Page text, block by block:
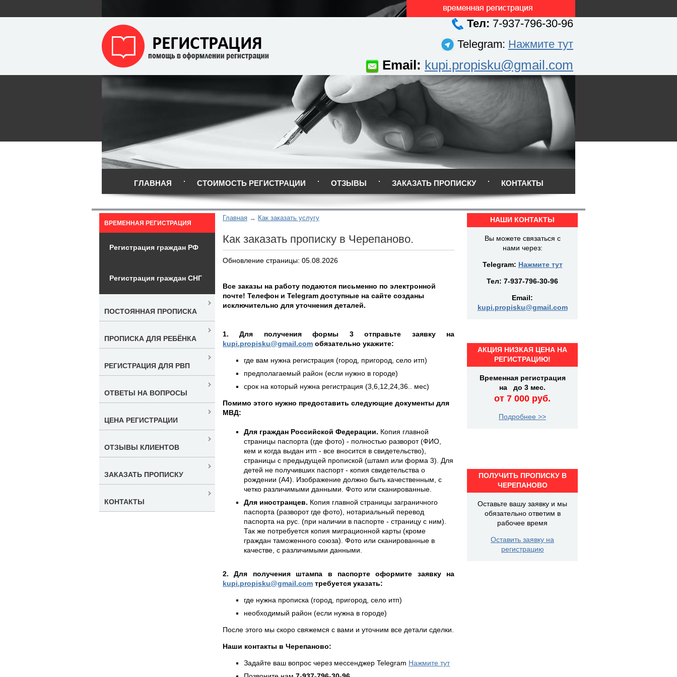
Тел: 7-937-796-30-96
Telegram: Нажмите тут
Email: kupi.propisku@gmail.com
ГЛАВНАЯ СТОИМОСТЬ РЕГИСТРАЦИИ ОТЗЫВЫ ЗАКАЗАТЬ ПРОПИСКУ КОНТАКТЫ
Главная Как заказать услугу
Как заказать прописку в Черепаново.
Обновление страницы: 05.08.2026
Все заказы на работу подаются письменно по электронной
почте! Телефон и Telegram доступные на сайте созданы
исключительно для уточнения деталей.
1. Для получения формы 3 отправьте заявку на
kupi.propisku@gmail.com обязательно укажите:
где вам нужна регистрация (город, пригород, село итп)
предполагаемый район (если нужно в городе)
срок на который нужна регистрация (3,6,12,24,36.. мес)
Помимо этого нужно предоставить следующие документы для
МВД:
Для граждан Российской Федерации. Копия главной
страницы паспорта (где фото) - полностью разворот (ФИО,
кем и когда выдан итп - все вносится в свидетельство),
страницы с предыдущей пропиской (штамп или форма 3). Для
детей не получивших паспорт - копия свидетельства о
рождении (А4). Изображение должно быть качественным, с
четко различимыми данными. Фото или сканированные.
Для иностранцев. Копия главной страницы заграничного
паспорта (разворот где фото), нотариальный перевод
паспорта на рус. (при наличии в паспорте - страницу с ним).
Так же потребуется копия миграционной карты (кроме
граждан таможенного союза). Фото или сканированные в
качестве, с различимыми данными.
2. Для получения штампа в паспорте оформите заявку на
kupi.propisku@gmail.com требуется указать:
где нужна прописка (город, пригород, село итп)
необходимый район (если нужна в городе)
После этого мы скоро свяжемся с вами и уточним все детали сделки.
Наши контакты в Черепаново:
Задайте ваш вопрос через мессенджер Telegram Нажмите тут
ВРЕМЕННАЯ РЕГИСТРАЦИЯ
Регистрация граждан РФ
Регистрация граждан СНГ
ПОСТОЯННАЯ ПРОПИСКА
ПРОПИСКА ДЛЯ РЕБЁНКА
РЕГИСТРАЦИЯ ДЛЯ РВП
ОТВЕТЫ НА ВОПРОСЫ
ЦЕНА РЕГИСТРАЦИИ
ОТЗЫВЫ КЛИЕНТОВ
ЗАКАЗАТЬ ПРОПИСКУ
КОНТАКТЫ
НАШИ КОНТАКТЫ
Вы можете связаться с
нами через:
Telegram: Нажмите тут
Тел: 7-937-796-30-96
Email:
kupi.propisku@gmail.com
АКЦИЯ НИЗКАЯ ЦЕНА НА
РЕГИСТРАЦИЮ!
Временная регистрация
на до 3 мес.
от 7 000 руб.
Подробнее >>
ПОЛУЧИТЬ ПРОПИСКУ В
ЧЕРЕПАНОВО
Оставьте вашу заявку и мы
обязательно ответим в
рабочее время
Оставить заявку на
регистрацию